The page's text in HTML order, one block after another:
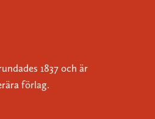
1837 och är
förlag.